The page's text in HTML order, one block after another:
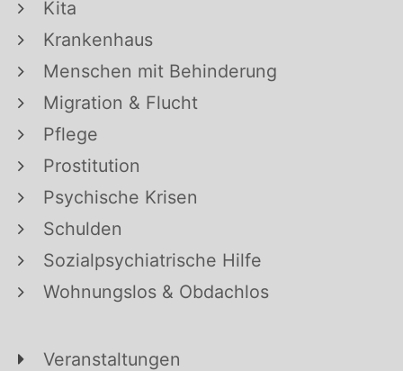
Kita
Krankenhaus
Menschen mit Behinderung
Migration & Flucht
Pflege
Prostitution
Psychische Krisen
Schulden
Sozialpsychiatrische Hilfe
Wohnungslos & Obdachlos
Veranstaltungen